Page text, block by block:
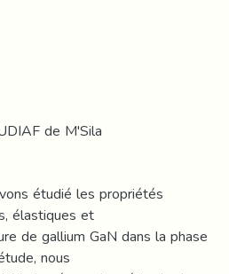
de M'Sila
étudié les propriétés
élastiques et
de gallium GaN dans la phase
nous